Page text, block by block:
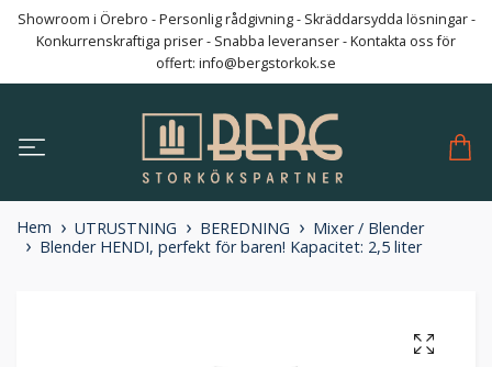
Showroom i Örebro - Personlig rådgivning - Skräddarsydda lösningar -
Konkurrenskraftiga priser - Snabba leveranser - Kontakta oss för
offert: info@bergstorkok.se
Hem UTRUSTNING BEREDNING
Mixer / Blender
Blender HENDI, perfekt för baren! Kapacitet: 2,5 liter